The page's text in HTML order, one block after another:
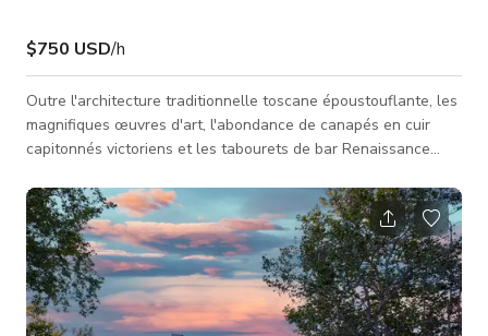
$750 USD/h
Outre l'architecture traditionnelle toscane époustouflante, les
magnifiques œuvres d'art, l'abondance de canapés en cuir
capitonnés victoriens et les tabourets de bar Renaissance
d'une table de billard, d'une cheminée en pierre avec
chaudron en fer forgé et grue, ainsi que d'un piano à rouleaux
antique automatique. Que vous cherchiez l'endroit parfait pour
filmer ou prendre des photos, cet espace ne manquera pas de
vous éme